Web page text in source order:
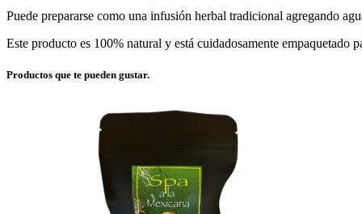
Puede prepararse como una infusión herbal tradicional agregando
Este producto es 100% natural y está cuidadosamente empaquetado
Productos que te pueden gustar.